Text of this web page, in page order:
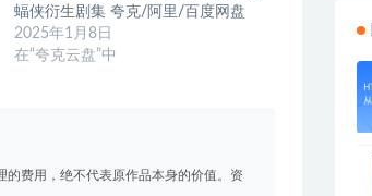
蝠侠衍生剧集 夸克/阿里/百度网盘
2025年1月8日
在“夸克云盘”中
的费用，绝不代表原作品本身的价值。资